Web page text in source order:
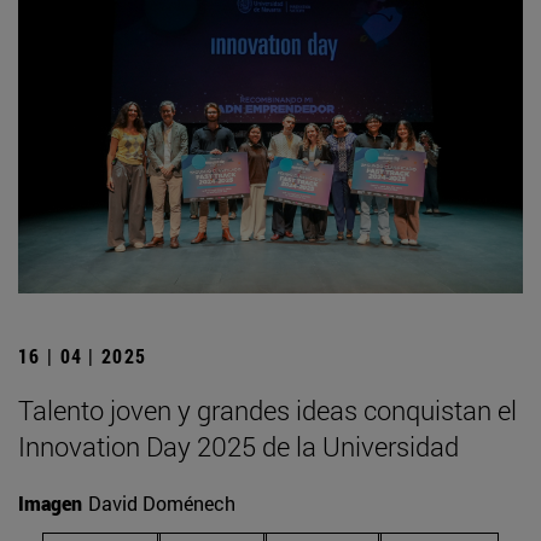
16 | 04 | 2025
Talento joven y grandes ideas conquistan el
Innovation Day 2025 de la Universidad
Imagen David Doménech